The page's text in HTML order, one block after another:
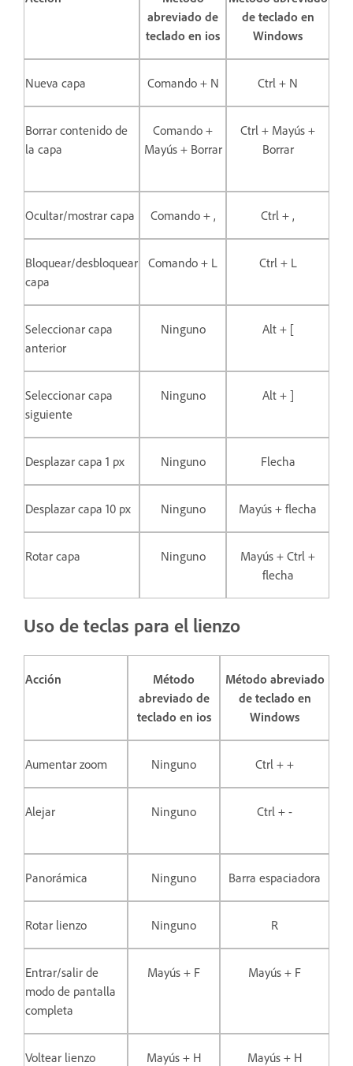
abreviado de
teclado en ios
de teclado en
Windows
Nueva capa Comando + N Ctrl + N
Borrar contenido de
la capa
Comando +
Mayús + Borrar
Ctrl + Mayús +
Borrar
Ocultar/mostrar capa Comando + , Ctrl + ,
Bloquear/desbloquear
capa
Comando + L Ctrl + L
Seleccionar capa
anterior
Ninguno Alt + [
Seleccionar capa
siguiente
Ninguno Alt + ]
Desplazar capa 1 px Ninguno Flecha
Desplazar capa 10 px Ninguno Mayús + flecha
Rotar capa Ninguno
Mayús + Ctrl +
flecha
Uso de teclas para el lienzo
Acción
Método
abreviado de
teclado en ios
Método abreviado
de teclado en
Windows
Aumentar zoom Ninguno Ctrl + +
Alejar Ninguno Ctrl + -
Panorámica Ninguno Barra espaciadora
Rotar lienzo Ninguno R
Entrar/salir de
modo de pantalla
completa
Mayús + F Mayús + F
Voltear lienzo
Mayús + H Mayús + H